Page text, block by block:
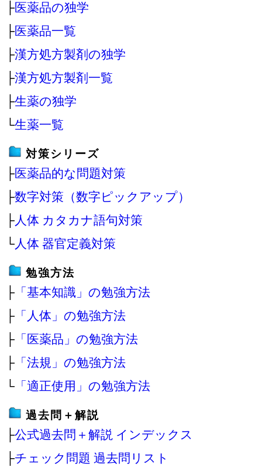
├医薬品の独学
├医薬品一覧
├漢方処方製剤の独学
├漢方処方製剤一覧
├生薬の独学
└生薬一覧
対策シリーズ
├医薬品的な問題対策
├数字対策（数字ピックアップ）
├人体 カタカナ語句対策
└人体 器官定義対策
勉強方法
├ 「基本知識」の勉強方法
├ 「人体」の勉強方法
├ 「医薬品」の勉強方法
├ 「法規」の勉強方法
└ 「適正使用」の勉強方法
過去問＋解説
├公式過去問＋解説 インデックス
├チェック問題 過去問リスト